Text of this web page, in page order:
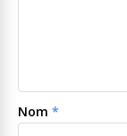
Nom *